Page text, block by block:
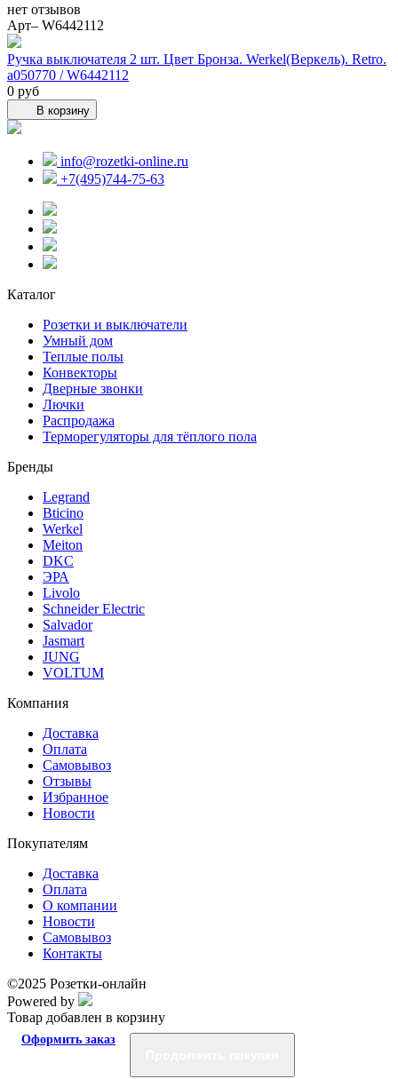
нет отзывов
Арт– W6442112
Ручка выключателя 2 шт. Цвет Бронза. Werkel(Веркель). Retro.
a050770 / W6442112
0 руб
В корзину
info@rozetki-online.ru
+7(495)744-75-63
Каталог
Розетки и выключатели
Умный дом
Теплые полы
Конвекторы
Дверные звонки
Лючки
Распродажа
Терморегуляторы для тёплого пола
Бренды
Legrand
Bticino
Werkel
Meiton
DKC
ЭРА
Livolo
Schneider Electric
Salvador
Jasmart
JUNG
VOLTUM
Компания
Доставка
Оплата
Самовывоз
Отзывы
Избранное
Новости
Покупателям
Доставка
Оплата
О компании
Новости
Самовывоз
Контакты
©2025 Розетки-онлайн
Powered by
Товар добавлен в корзину
Оформить заказ